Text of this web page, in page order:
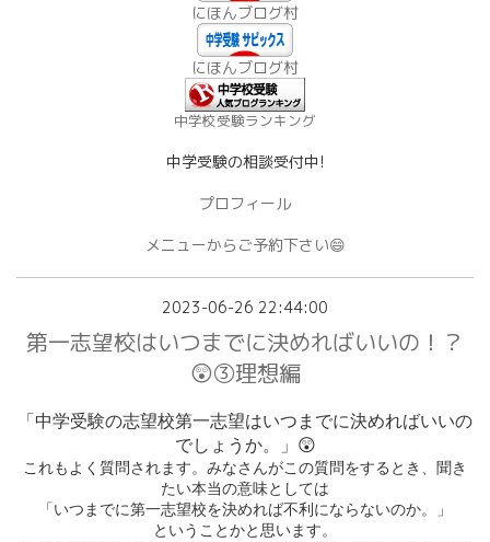
にほんブログ村
にほんブログ村
中学校受験ランキング
中学受験の相談受付中!
プロフィール
メニューからご予約下さい😄
2023-06-26 22:44:00
第一志望校はいつまでに決めればいいの！？
😲③理想編
「中学受験の志望校第一志望はいつまでに決めればいいの
でしょうか。」 😲
これもよく質問されます。みなさんがこの質問をするとき、聞き
たい本当の意味としては
「いつまでに第一志望校を決めれば不利にならないのか。」
ということかと思います。